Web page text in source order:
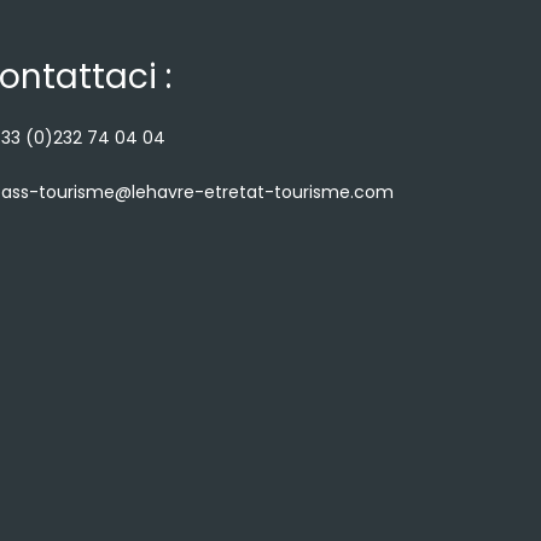
:
(0)232 74 04 04
tourisme@lehavre-etretat-tourisme.com